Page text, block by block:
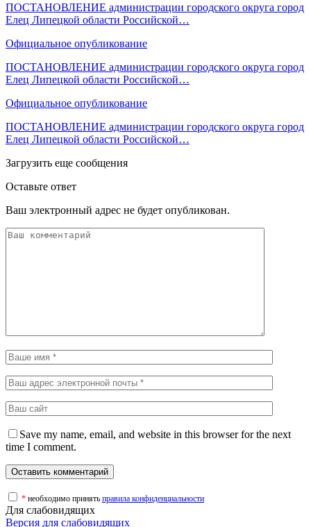
ПОСТАНОВЛЕНИЕ администрации городского округа город
Елец Липецкой области Российской…
Официальное опубликование
ПОСТАНОВЛЕНИЕ администрации городского округа город
Елец Липецкой области Российской…
Официальное опубликование
ПОСТАНОВЛЕНИЕ администрации городского округа город
Елец Липецкой области Российской…
Загрузить еще сообщения
Оставьте ответ
Ваш электронный адрес не будет опубликован.
Save my name, email, and website in this browser for the next
time I comment.
* необходимо принять правила конфиденциальности
Для слабовидящих
Версия для слабовидящих